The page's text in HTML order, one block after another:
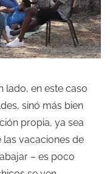
lado, en este caso
sinó más bien
propia, ya sea
vacaciones de
– es poco